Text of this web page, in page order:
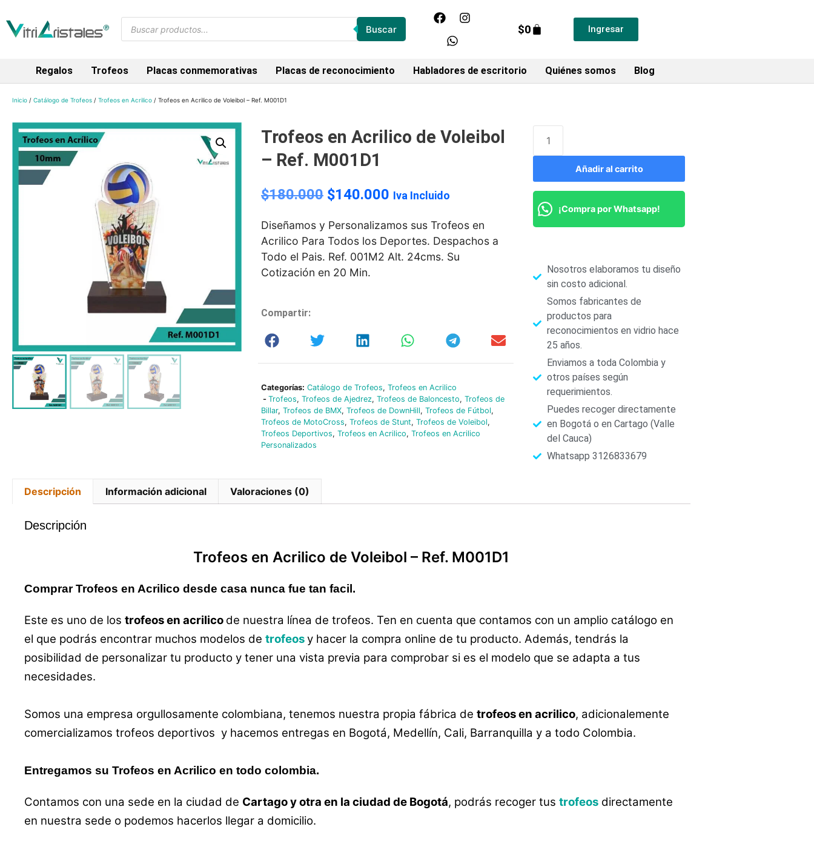
Buscar $0 Ingresar
Regalos Trofeos Placas conmemorativas Placas de reconocimiento Habladores de escritorio Quiénes somos Blog
Inicio / Catálogo de Trofeos / Trofeos en Acrilico / Trofeos en Acrilico de Voleibol – Ref. M001D1
Trofeos en Acrilico de Voleibol
– Ref. M001D1
$180.000 $140.000 Iva Incluido
Diseñamos y Personalizamos sus Trofeos en
Acrilico Para Todos los Deportes. Despachos a
Todo el Pais. Ref. 001M2 Alt. 24cms. Su
Cotización en 20 Min.
Compartir:
Categorías: Catálogo de Trofeos, Trofeos en Acrilico
- Trofeos, Trofeos de Ajedrez, Trofeos de Baloncesto, Trofeos de
Billar, Trofeos de BMX, Trofeos de DownHill, Trofeos de Fútbol,
Trofeos de MotoCross, Trofeos de Stunt, Trofeos de Voleibol,
Trofeos Deportivos, Trofeos en Acrilico, Trofeos en Acrilico
Personalizados
Añadir al carrito
¡Compra por Whatsapp!
Nosotros elaboramos tu diseño
sin costo adicional.
Somos fabricantes de
productos para
reconocimientos en vidrio hace
25 años.
Enviamos a toda Colombia y
otros países según
requerimientos.
Puedes recoger directamente
en Bogotá o en Cartago (Valle
del Cauca)
Whatsapp 3126833679
Descripción Información adicional Valoraciones (0)
Descripción
Trofeos en Acrilico de Voleibol – Ref. M001D1
Comprar Trofeos en Acrilico desde casa nunca fue tan facil.
Este es uno de los trofeos en acrilico de nuestra línea de trofeos. Ten en cuenta que contamos con un amplio catálogo en
el que podrás encontrar muchos modelos de trofeosy hacer la compra online de tu producto. Además, tendrás la
posibilidad de personalizar tu producto y tener una vista previa para comprobar si es el modelo que se adapta a tus
necesidades.
Somos una empresa orgullosamente colombiana, tenemos nuestra propia fábrica de trofeos en acrilico, adicionalemente
comercializamos trofeos deportivos y hacemos entregas en Bogotá, Medellín, Cali, Barranquilla y a todo Colombia.
Entregamos su Trofeos en Acrilico en todo colombia.
Contamos con una sede en la ciudad de Cartago y otra en la ciudad de Bogotá, podrás recoger tus trofeos directamente
en nuestra sede o podemos hacerlos llegar a domicilio.